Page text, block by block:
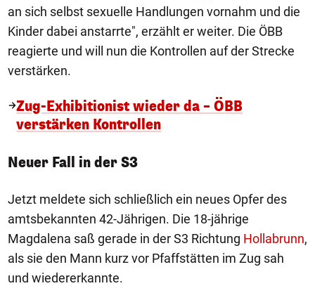
an sich selbst sexuelle Handlungen vornahm und die
Kinder dabei anstarrte", erzählt er weiter. Die ÖBB
reagierte und will nun die Kontrollen auf der Strecke
verstärken.
Zug-Exhibitionist wieder da – ÖBB
verstärken Kontrollen
Neuer Fall in der S3
Jetzt meldete sich schließlich ein neues Opfer des
amtsbekannten 42-Jährigen. Die 18-jährige
Magdalena saß gerade in der S3 Richtung Hollabrunn,
als sie den Mann kurz vor Pfaffstätten im Zug sah
und wiedererkannte.